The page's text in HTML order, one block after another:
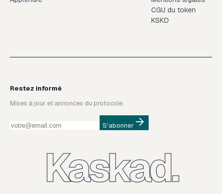
CGU du token
KSKD
Restez informé
Mises à jour et annonces du protocole.
S'abonner
Kaskad.